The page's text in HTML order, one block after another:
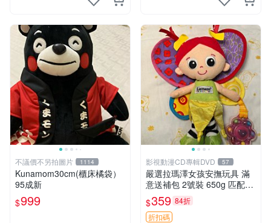
不議價不另拍圖片 1114
Kunamom30cm(櫃床橘袋）
95成新
$999
影視動漫CD專輯DVD 57
嚴選拉瑪澤女孩安撫玩具 滿
意送補包 2號裝 650g 匹配嬰
幼童舒壓好伴侶 女孩專用 安
心選擇 安撫玩偶 衝包 玩具
$359 84折
折扣碼